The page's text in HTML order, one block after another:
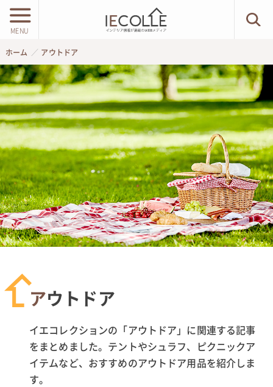
MENU
ホーム アウトドア
アウトドア
イエコレクションの「アウトドア」に関連する記事
をまとめました。テントやシュラフ、ピクニックア
イテムなど、おすすめのアウトドア用品を紹介しま
す。